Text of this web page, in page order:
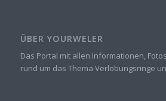
ÜBER YOURWELER
Das Portal mit allen Informationen,
rund um das Thema Verlobungsringe